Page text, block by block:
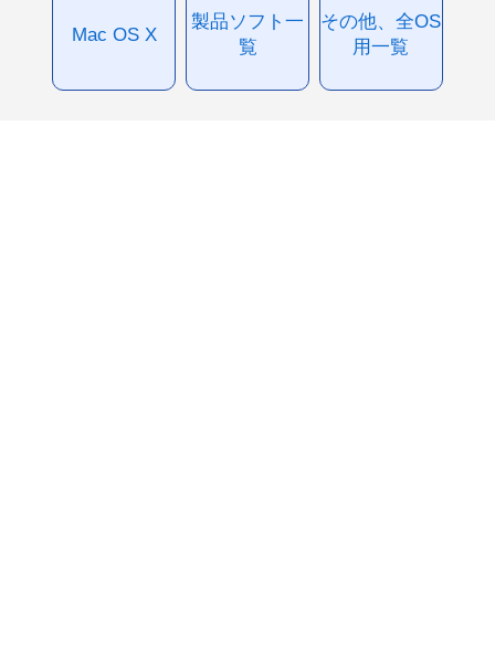
Mac OS X
製品ソフト一
覧
その他、全OS
用一覧